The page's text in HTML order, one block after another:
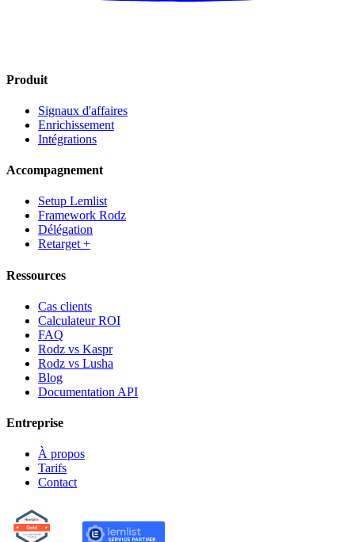
Produit
Signaux d'affaires
Enrichissement
Intégrations
Accompagnement
Setup Lemlist
Framework Rodz
Délégation
Retarget +
Ressources
Cas clients
Calculateur ROI
FAQ
Rodz vs Kaspr
Rodz vs Lusha
Blog
Documentation API
Entreprise
À propos
Tarifs
Contact